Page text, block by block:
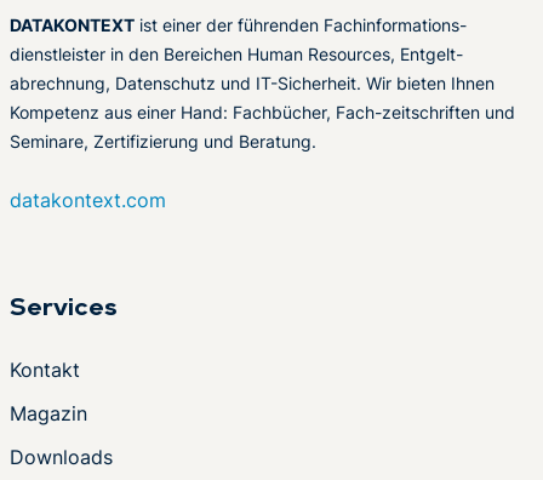
DATAKONTEXT ist einer der führenden Fachinformations-
dienstleister in den Bereichen Human Resources, Entgelt-
abrechnung, Datenschutz und IT-Sicherheit. Wir bieten Ihnen
Kompetenz aus einer Hand: Fachbücher, Fach-zeitschriften und
Seminare, Zertifizierung und Beratung.
datakontext.com
Services
Kontakt
Magazin
Downloads